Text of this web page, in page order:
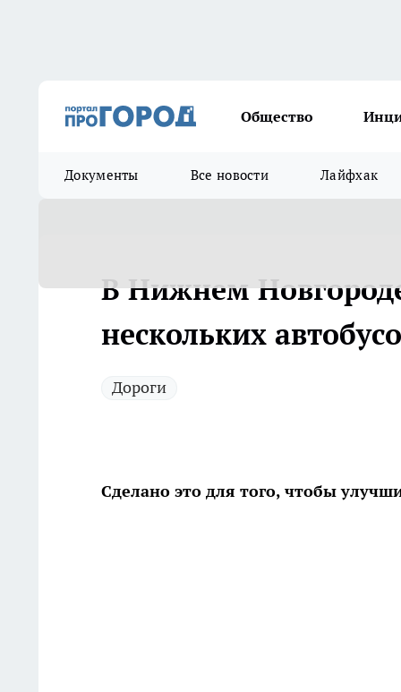
Общество
Документы Все новости Лайфхак
В Нижнем
нескольких
Дороги
Сделано это для того, чтобы